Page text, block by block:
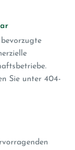
Sie unter 404-